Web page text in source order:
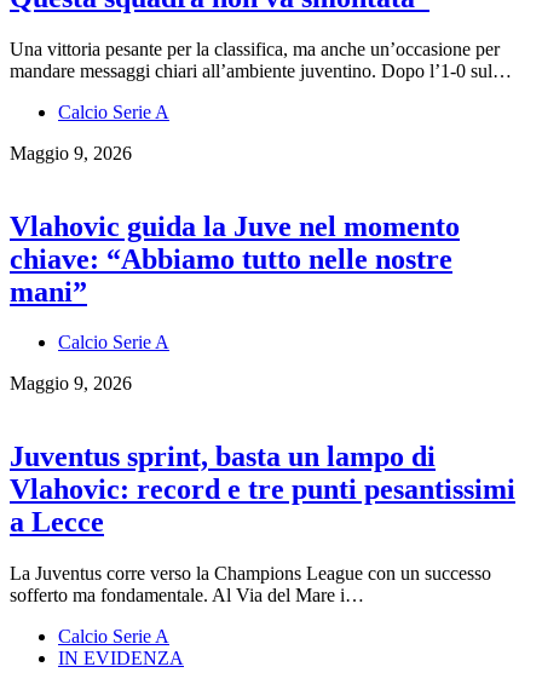
Una vittoria pesante per la classifica, ma anche un’occasione per
mandare messaggi chiari all’ambiente juventino. Dopo l’1-0 sul…
Calcio Serie A
Maggio 9, 2026
Vlahovic guida la Juve nel momento
chiave: “Abbiamo tutto nelle nostre
mani”
Calcio Serie A
Maggio 9, 2026
Juventus sprint, basta un lampo di
Vlahovic: record e tre punti pesantissimi
a Lecce
La Juventus corre verso la Champions League con un successo
sofferto ma fondamentale. Al Via del Mare i…
Calcio Serie A
IN EVIDENZA